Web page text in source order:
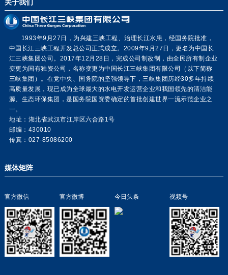
关于我们
1993年9月27日，为兴建三峡工程、治理长江水患，经国务院批准，
中国长江三峡工程开发总公司正式成立。2009年9月27日，更名为中国长
江三峡集团公司。2017年12月28日，完成公司制改制，由全民所有制企业
变更为国有独资公司，名称变更为中国长江三峡集团有限公司（以下简称
三峡集团）。在党中央、国务院的坚强领导下，三峡集团历经30多年持续
高质量发展，现已成为全球最大的水电开发运营企业和我国领先的清洁能
源、生态环保集团，是国务院国资委确定的首批创建世界一流示范企业之
一。
地址：湖北省武汉市江岸区六合路1号
邮编：430010
传真：027-85086200
媒体矩阵
官方微信 官方微博 今日头条 视频号